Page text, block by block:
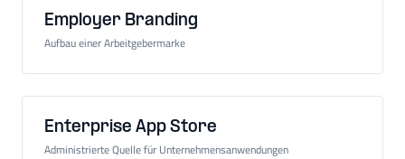
Employer Branding
Aufbau einer Arbeitgebermarke
Enterprise App Store
Administrierte Quelle für Unternehmensanwendungen